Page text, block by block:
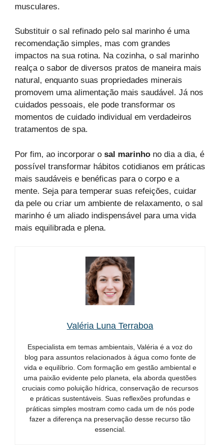
musculares.
Substituir o sal refinado pelo sal marinho é uma
recomendação simples, mas com grandes
impactos na sua rotina. Na cozinha, o sal marinho
realça o sabor de diversos pratos de maneira mais
natural, enquanto suas propriedades minerais
promovem uma alimentação mais saudável. Já nos
cuidados pessoais, ele pode transformar os
momentos de cuidado individual em verdadeiros
tratamentos de spa.
Por fim, ao incorporar o sal marinho no dia a dia, é
possível transformar hábitos cotidianos em práticas
mais saudáveis e benéficas para o corpo e a
mente. Seja para temperar suas refeições, cuidar
da pele ou criar um ambiente de relaxamento, o sal
marinho é um aliado indispensável para uma vida
mais equilibrada e plena.
Valéria Luna Terraboa
Especialista em temas ambientais, Valéria é a voz do
blog para assuntos relacionados à água como fonte de
vida e equilíbrio. Com formação em gestão ambiental e
uma paixão evidente pelo planeta, ela aborda questões
cruciais como poluição hídrica, conservação de recursos
e práticas sustentáveis. Suas reflexões profundas e
práticas simples mostram como cada um de nós pode
fazer a diferença na preservação desse recurso tão
essencial.